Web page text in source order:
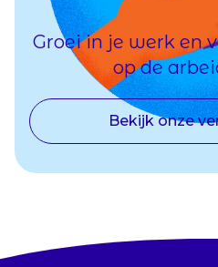
Groei in je werk en
op de
Bekijk onze